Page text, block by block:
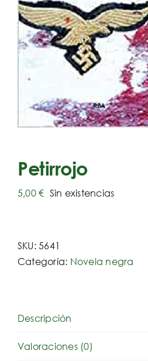
Petirrojo
5,00€ Sin existencias
SKU:5641
Categoría: Novela negra
Descripción
Valoraciones (0)